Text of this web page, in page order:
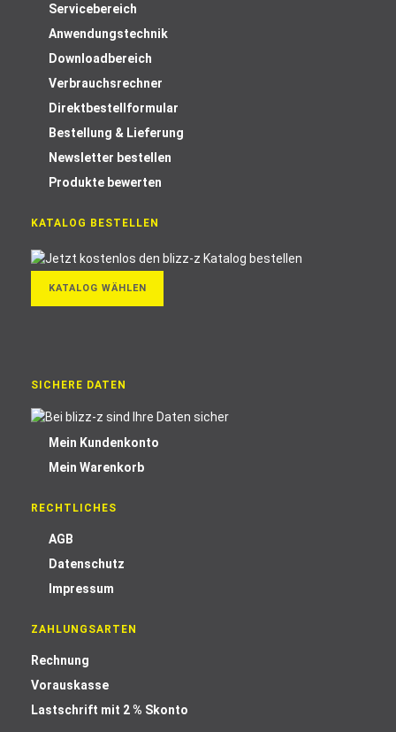
Servicebereich
Anwendungstechnik
Downloadbereich
Verbrauchsrechner
Direktbestellformular
Bestellung & Lieferung
Newsletter bestellen
Produkte bewerten
KATALOG BESTELLEN
KATALOG WÄHLEN
SICHERE DATEN
Mein Kundenkonto
Mein Warenkorb
RECHTLICHES
AGB
Datenschutz
Impressum
ZAHLUNGSARTEN
Rechnung
Vorauskasse
Lastschrift mit 2 % Skonto